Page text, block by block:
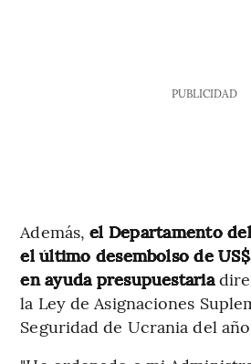
PUBLICIDAD
Además,el Departamento
el último desembolso de
en ayuda presupuestaria
la Ley de Asignaciones
Seguridad de Ucrania del